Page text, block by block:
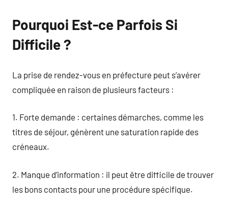
Pourquoi Est-ce Parfois Si
Difficile ?
La prise de rendez-vous en préfecture peut s’avérer
compliquée en raison de plusieurs facteurs :
1. Forte demande : certaines démarches, comme les
titres de séjour, génèrent une saturation rapide des
créneaux.
2. Manque d’information : il peut être difficile de trouver
les bons contacts pour une procédure spécifique.